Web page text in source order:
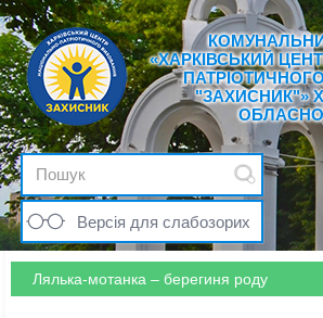
«ХАРКІВСЬКИЙ
"ЗАХИСНИК"»
Версія для слабозорих
Лялька-мотанка – берегиня роду